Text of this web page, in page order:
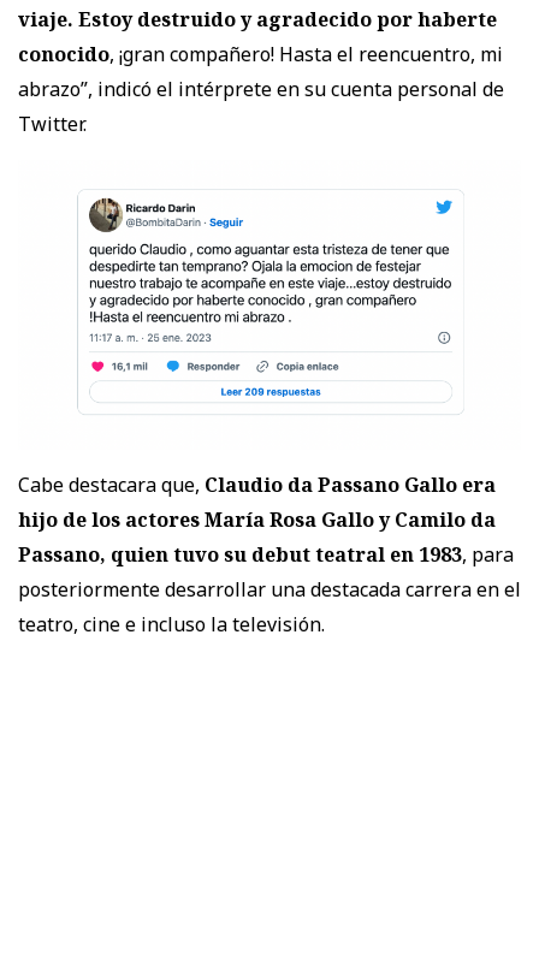
viaje. Estoy destruido y agradecido por haberte
conocido, ¡gran compañero! Hasta el reencuentro, mi
abrazo”, indicó el intérprete en su cuenta personal de
Twitter.
Cabe destacara que, Claudio da Passano Gallo era
hijo de los actores María Rosa Gallo y Camilo da
Passano, quien tuvo su debut teatral en 1983, para
posteriormente desarrollar una destacada carrera en el
teatro, cine e incluso la televisión.